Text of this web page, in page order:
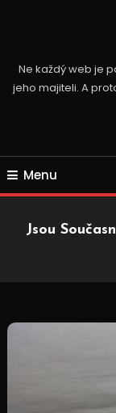
Ne každý web je
jeho majiteli. A
Menu
Jsou